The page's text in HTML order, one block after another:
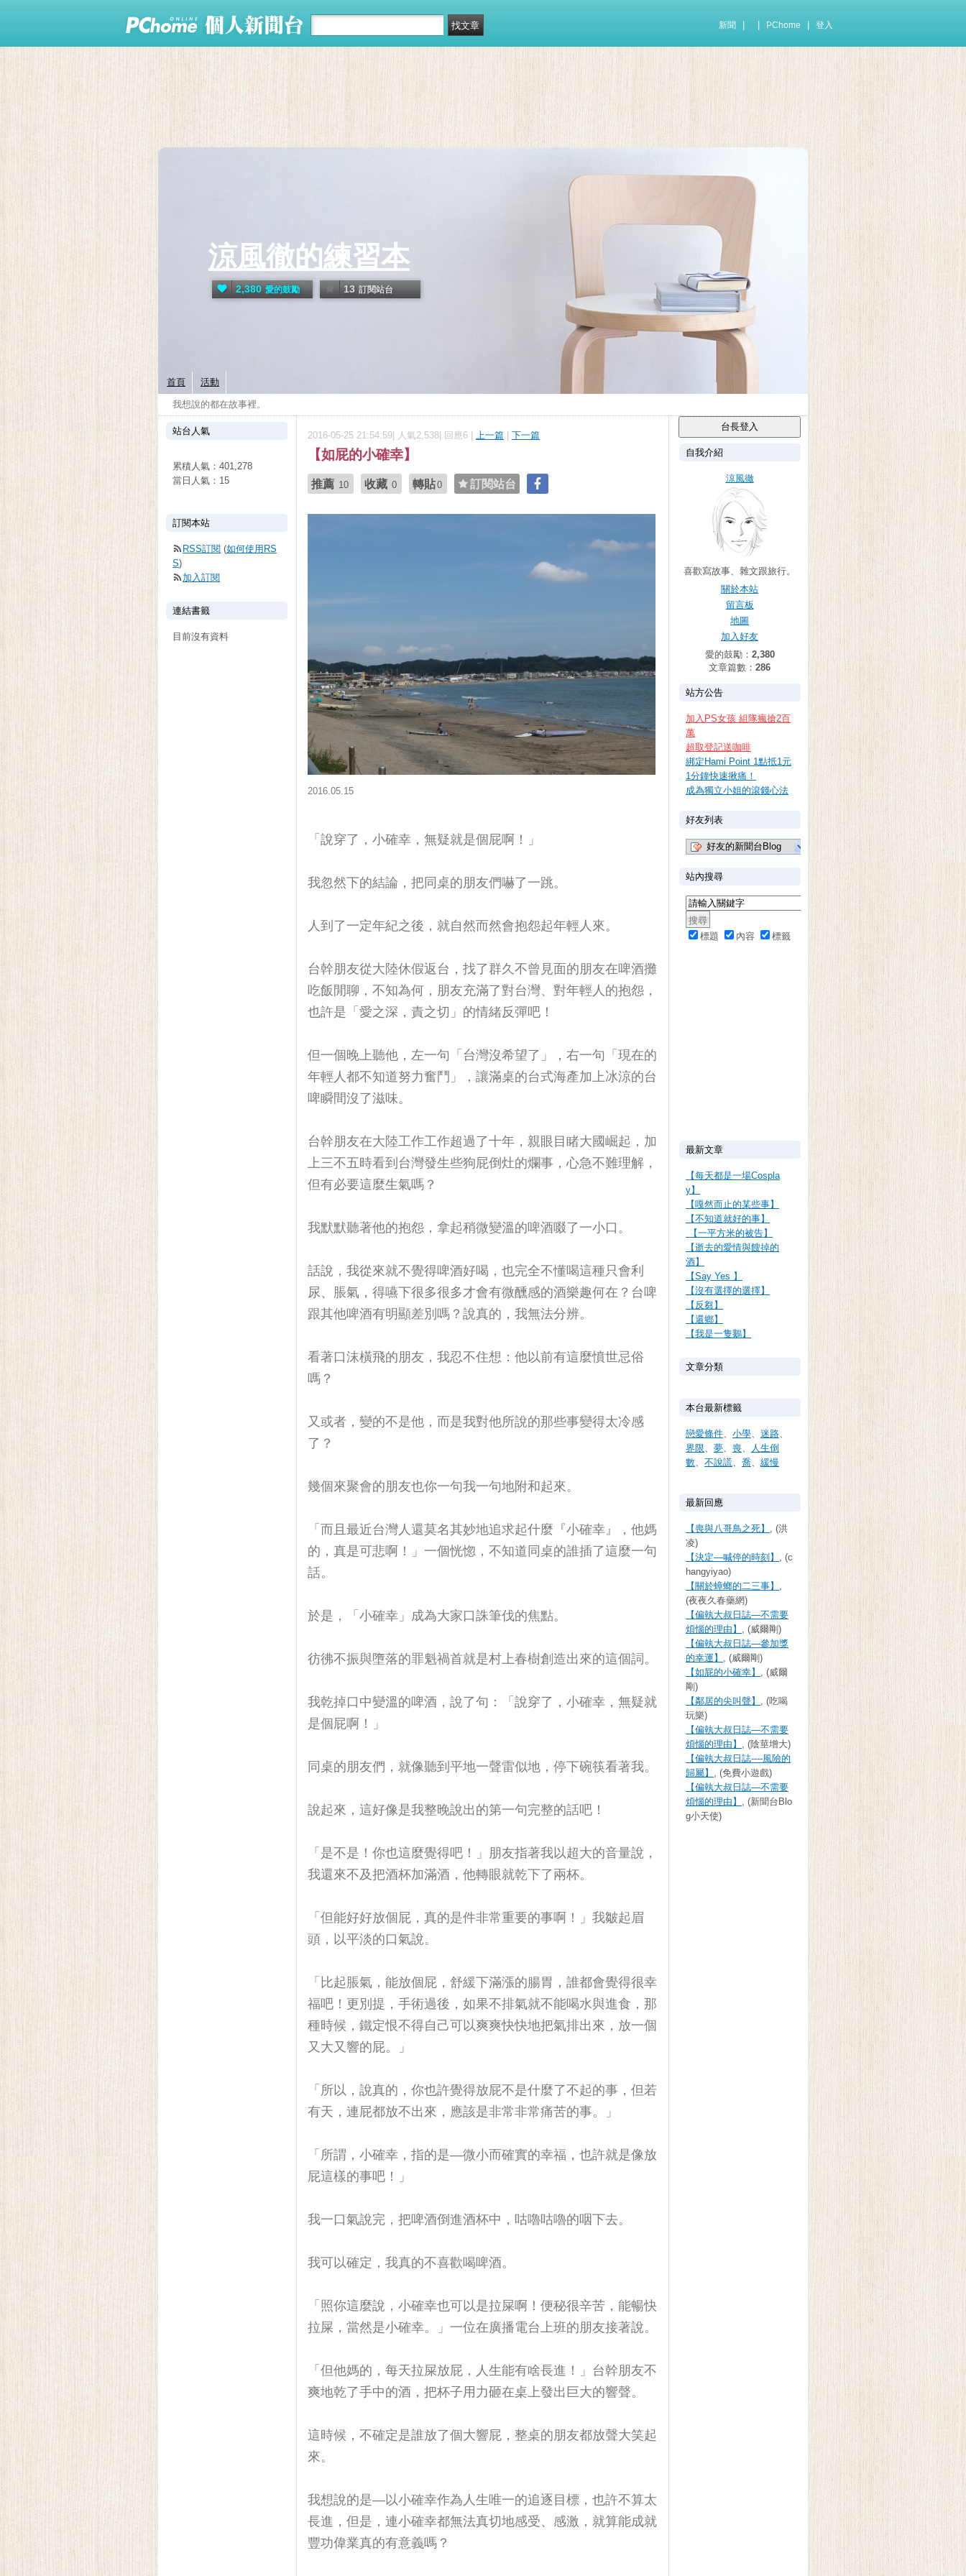
新聞 PChome 登入
涼風徹的練習本
我想說的都在故事裡。
2,380 愛的鼓勵 13 訂閱站台
首頁 活動
2016-05-25 21:54:59| 人氣2,538| 回應6 | 上一篇 下一篇
【如屁的小確幸】
推薦 10 收藏 0 轉貼0 訂閱站台
2016.05.15
「說穿了，小確幸，無疑就是個屁啊！」
我忽然下的結論，把同桌的朋友們嚇了一跳。
人到了一定年紀之後，就自然而然會抱怨起年輕人來。
台幹朋友從大陸休假返台，找了群久不曾見面的朋友在啤酒攤
吃飯閒聊，不知為何，朋友充滿了對台灣、對年輕人的抱怨，
也許是「愛之深，責之切」的情緒反彈吧！
但一個晚上聽他，左一句「台灣沒希望了」，右一句「現在的
年輕人都不知道努力奮鬥」，讓滿桌的台式海產加上冰涼的台
啤瞬間沒了滋味。
台幹朋友在大陸工作工作超過了十年，親眼目睹大國崛起，加
上三不五時看到台灣發生些狗屁倒灶的爛事，心急不難理解，
但有必要這麼生氣嗎？
我默默聽著他的抱怨，拿起稍微變溫的啤酒啜了一小口。
話說，我從來就不覺得啤酒好喝，也完全不懂喝這種只會利
尿、脹氣，得嚥下很多很多才會有微醺感的酒樂趣何在？台啤
跟其他啤酒有明顯差別嗎？說真的，我無法分辨。
看著口沫橫飛的朋友，我忍不住想：他以前有這麼憤世忌俗
嗎？
又或者，變的不是他，而是我對他所說的那些事變得太冷感
了？
幾個來聚會的朋友也你一句我一句地附和起來。
「而且最近台灣人還莫名其妙地追求起什麼『小確幸』，他媽
的，真是可悲啊！」一個恍惚，不知道同桌的誰插了這麼一句
話。
於是，「小確幸」成為大家口誅筆伐的焦點。
彷彿不振與墮落的罪魁禍首就是村上春樹創造出來的這個詞。
我乾掉口中變溫的啤酒，說了句：「說穿了，小確幸，無疑就
是個屁啊！」
同桌的朋友們，就像聽到平地一聲雷似地，停下碗筷看著我。
說起來，這好像是我整晚說出的第一句完整的話吧！
「是不是！你也這麼覺得吧！」朋友指著我以超大的音量說，
我還來不及把酒杯加滿酒，他轉眼就乾下了兩杯。
「但能好好放個屁，真的是件非常重要的事啊！」我皺起眉
頭，以平淡的口氣說。
「比起脹氣，能放個屁，舒緩下滿漲的腸胃，誰都會覺得很幸
福吧！更別提，手術過後，如果不排氣就不能喝水與進食，那
種時候，鐵定恨不得自己可以爽爽快快地把氣排出來，放一個
又大又響的屁。」
「所以，說真的，你也許覺得放屁不是什麼了不起的事，但若
有天，連屁都放不出來，應該是非常非常痛苦的事。」
「所謂，小確幸，指的是—微小而確實的幸福，也許就是像放
屁這樣的事吧！」
我一口氣說完，把啤酒倒進酒杯中，咕嚕咕嚕的咽下去。
我可以確定，我真的不喜歡喝啤酒。
「照你這麼說，小確幸也可以是拉屎啊！便秘很辛苦，能暢快
拉屎，當然是小確幸。」一位在廣播電台上班的朋友接著說。
「但他媽的，每天拉屎放屁，人生能有啥長進！」台幹朋友不
爽地乾了手中的酒，把杯子用力砸在桌上發出巨大的響聲。
這時候，不確定是誰放了個大響屁，整桌的朋友都放聲大笑起
來。
我想說的是—以小確幸作為人生唯一的追逐目標，也許不算太
長進，但是，連小確幸都無法真切地感受、感激，就算能成就
豐功偉業真的有意義嗎？
自我介紹
涼風徹
喜歡寫故事、雜文跟旅行。
關於本站
留言板
地圖
加入好友
愛的鼓勵： 2,380
文章篇數： 286
站方公告
加入PS女孩 組隊瘋搶2百
萬
超取登記送咖啡
綁定Hami Point 1點抵1元
1分鐘快速揪痛！
成為獨立小姐的滾錢心法
好友列表
好友的新聞台Blog
站內搜尋
標題 內容 標籤
最新文章
【每天都是一場Cospla
y】
【嘎然而止的某些事】
【不知道就好的事】
【一平方米的被告】
【逝去的愛情與餿掉的
酒】
【Say Yes 】
【沒有選擇的選擇】
【反芻】
【還鄉】
【我是一隻鵝】
文章分類
本台最新標籤
戀愛條件、 小學、 迷路、
界限、 夢、 喪、
人生倒
數、 不說謊、 喬、 緩慢
最新回應
【喪與八哥鳥之死】 , (洪
凌)
【決定—喊停的時刻】 , (c
hangyiyao)
【關於蟑螂的二三事】 ,
(夜夜久春藥網)
【偏執大叔日誌—不需要
煩惱的理由】 , (威爾剛)
【偏執大叔日誌—參加獎
的幸運】 , (威爾剛)
【如屁的小確幸】 , (威爾
剛)
【鄰居的尖叫聲】 , (吃喝
玩樂)
【偏執大叔日誌—不需要
煩惱的理由】 , (陰莖增大)
【偏執大叔日誌----風險的
歸屬】 , (免費小遊戲)
【偏執大叔日誌—不需要
煩惱的理由】 , (新聞台Blo
g小天使)
站台人氣
累積人氣： 401,278
當日人氣： 15
訂閱本站
RSS訂閱 (如何使用RS
S)
加入訂閱
連結書籤
目前沒有資料